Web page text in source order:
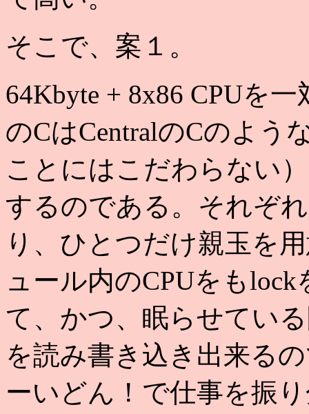
そこで、案１。
64Kbyte + 8x86 CPUを
のCはCentralのCのよう
ことにはこだわらない
するのである。それぞ
り、ひとつだけ親玉を
ュール内のCPUをも
て、かつ、眠らせてい
を読み書き込き出来る
ーいどん！で仕事を振